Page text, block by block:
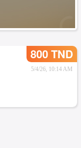
800 TND
5/4/26, 10:14 AM